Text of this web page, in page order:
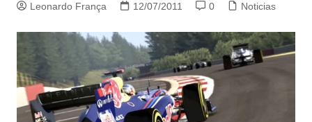
Leonardo França 12/07/2011 0 Noticias